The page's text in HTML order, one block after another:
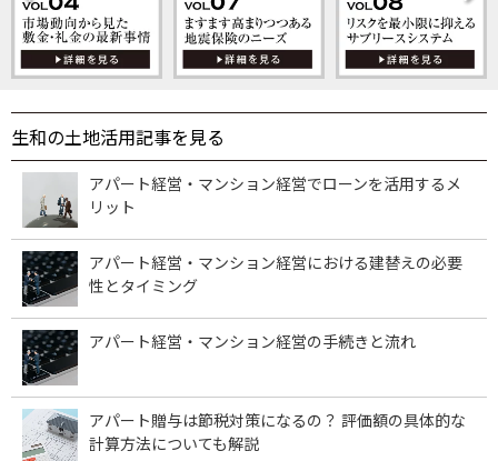
生和の土地活用記事を見る
アパート経営・マンション経営でローンを活用するメ
リット
アパート経営・マンション経営における建替えの必要
性とタイミング
アパート経営・マンション経営の手続きと流れ
アパート贈与は節税対策になるの？ 評価額の具体的な
計算方法についても解説